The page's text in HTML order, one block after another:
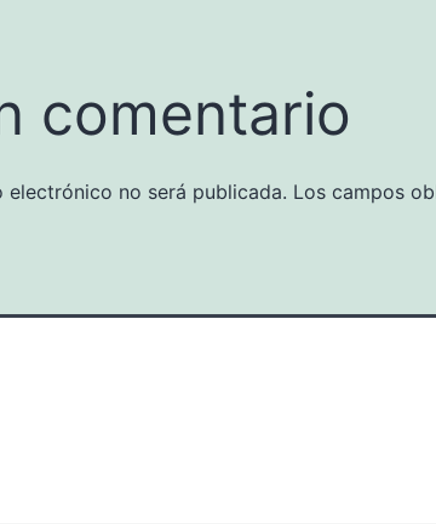
comentario
no será publicada. Los campos